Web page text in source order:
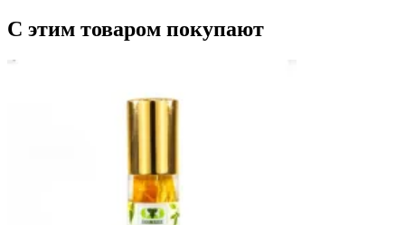
С этим товаром покупают